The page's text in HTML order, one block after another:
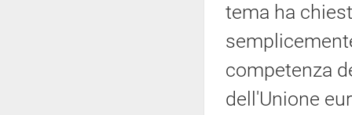
tema ha
competenza
dell'Unione